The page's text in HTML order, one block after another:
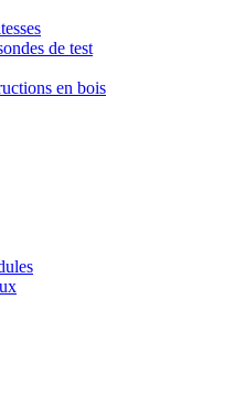
de test
en bois